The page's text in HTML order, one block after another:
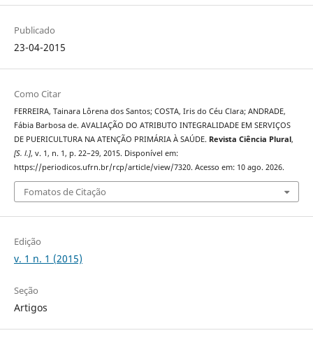
Publicado
23-04-2015
Como Citar
FERREIRA, Tainara Lôrena dos Santos; COSTA, Iris do Céu Clara; ANDRADE,
Fábia Barbosa de. AVALIAÇÃO DO ATRIBUTO INTEGRALIDADE EM SERVIÇOS
DE PUERICULTURA NA ATENÇÃO PRIMÁRIA À SAÚDE. Revista Ciência Plural,
[S. l.], v. 1, n. 1, p. 22–29, 2015. Disponível em:
https://periodicos.ufrn.br/rcp/article/view/7320. Acesso em: 10 ago. 2026.
Fomatos de Citação
Edição
v. 1 n. 1 (2015)
Seção
Artigos